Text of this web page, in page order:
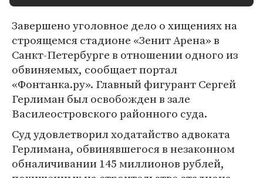
Завершено уголовное дело о хищениях на
строящемся стадионе «Зенит Арена» в
Санкт-Петербурге в отношении одного из
обвиняемых, сообщает портал
«Фонтанка.ру». Главный фигурант Сергей
Герлиман был освобожден в зале
Василеостровского районного суда.
Суд удовлетворил ходатайство адвоката
Герлимана, обвинявшегося в незаконном
обналичивании 145 миллионов рублей,